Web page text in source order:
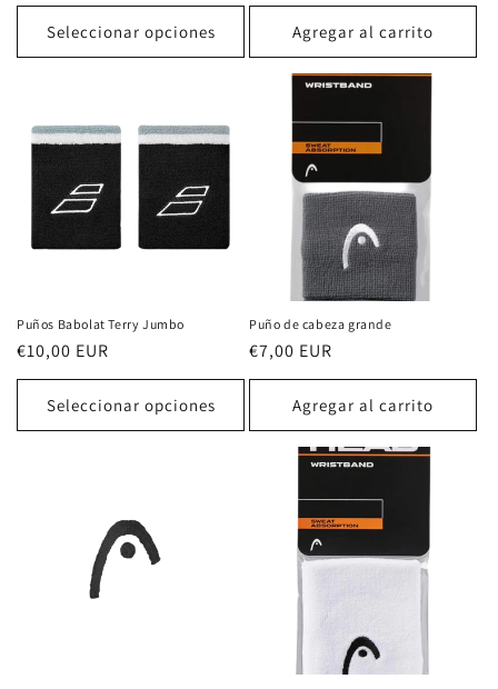
Seleccionar opciones Agregar al carrito
Puños Babolat Terry Jumbo
Precio
habitual
€10,00 EUR
Seleccionar opciones
Puño de cabeza grande
Precio
habitual
€7,00 EUR
Agregar al carrito